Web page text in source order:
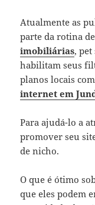
Atualmente as
parte da rotina
imobiliárias,
habilitam seus
planos locais
internet em
Para ajudá-lo a
promover seu
de nicho.
O que é ótimo
que eles podem